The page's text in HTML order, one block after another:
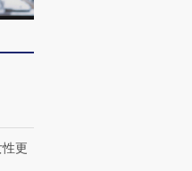
住三大增长引擎是什么？
更